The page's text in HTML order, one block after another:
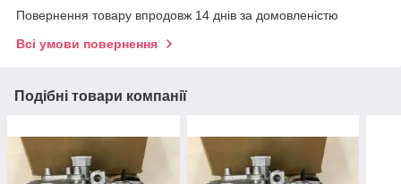
Повернення товару впродовж 14 днів за домовленістю
Всі умови повернення
Подібні товари компанії